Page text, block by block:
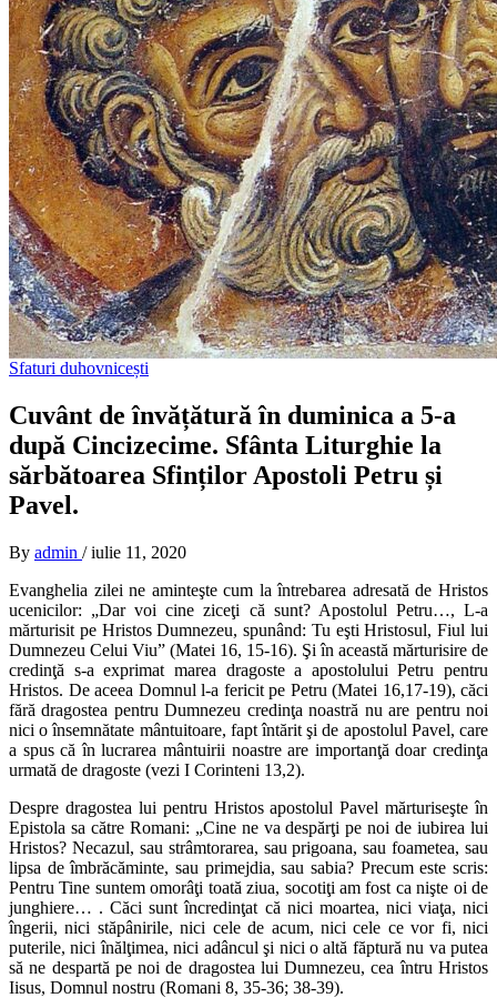
Sfaturi duhovnicești
Cuvânt de învățătură în duminica a 5-a
după Cincizecime. Sfânta Liturghie la
sărbătoarea Sfinților Apostoli Petru și
Pavel.
By admin / iulie 11, 2020
Evanghelia zilei ne aminteşte cum la întrebarea adresată de Hristos
ucenicilor: „Dar voi cine ziceţi că sunt? Apostolul Petru…, L-a
mărturisit pe Hristos Dumnezeu, spunând: Tu eşti Hristosul, Fiul lui
Dumnezeu Celui Viu” (Matei 16, 15-16). Şi în această mărturisire de
credinţă s-a exprimat marea dragoste a apostolului Petru pentru
Hristos. De aceea Domnul l-a fericit pe Petru (Matei 16,17-19), căci
fără dragostea pentru Dumnezeu credinţa noastră nu are pentru noi
nici o însemnătate mântuitoare, fapt întărit şi de apostolul Pavel, care
a spus că în lucrarea mântuirii noastre are importanţă doar credinţa
urmată de dragoste (vezi I Corinteni 13,2).
Despre dragostea lui pentru Hristos apostolul Pavel mărturiseşte în
Epistola sa către Romani: „Cine ne va despărţi pe noi de iubirea lui
Hristos? Necazul, sau strâmtorarea, sau prigoana, sau foametea, sau
lipsa de îmbrăcăminte, sau primejdia, sau sabia? Precum este scris:
Pentru Tine suntem omorâţi toată ziua, socotiţi am fost ca nişte oi de
junghiere… . Căci sunt încredinţat că nici moartea, nici viaţa, nici
îngerii, nici stăpânirile, nici cele de acum, nici cele ce vor fi, nici
puterile, nici înălţimea, nici adâncul şi nici o altă făptură nu va putea
să ne despartă pe noi de dragostea lui Dumnezeu, cea întru Hristos
Iisus, Domnul nostru (Romani 8, 35-36; 38-39).